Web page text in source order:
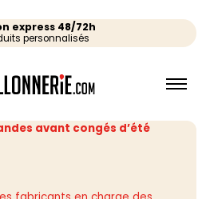
express 48/72h
personnalisés
avant congés d’été